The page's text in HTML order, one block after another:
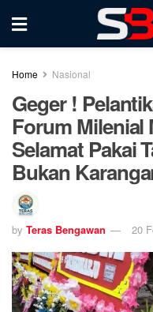
Home Nasional
Geger !
Forum Milenial
Selamat Pakai
Bukan
by Teras Bengawan 20